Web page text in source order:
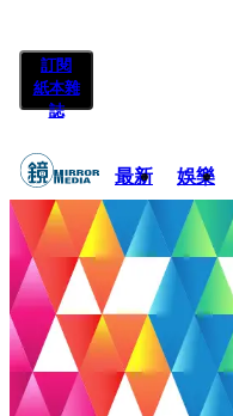
訂閱
紙本雜
誌
最新 娛樂